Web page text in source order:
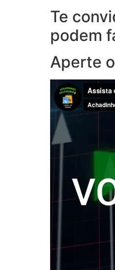
Te
podem
Aperte